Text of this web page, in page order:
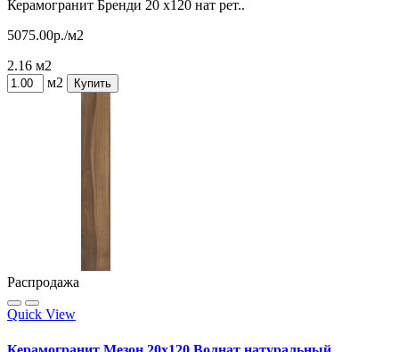
Керамогранит Бренди 20 х120 нат рет..
5075.00р./м2
2.16 м2
м2
Купить
Распродажа
Quick View